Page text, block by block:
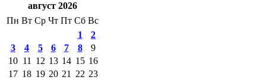
август 2026
Пн Вт Ср Чт Пт Сб Вс
1
2
3
4 5 6 7 8
9
10 11 12 13 14 15 16
17 18 19 20 21 22 23